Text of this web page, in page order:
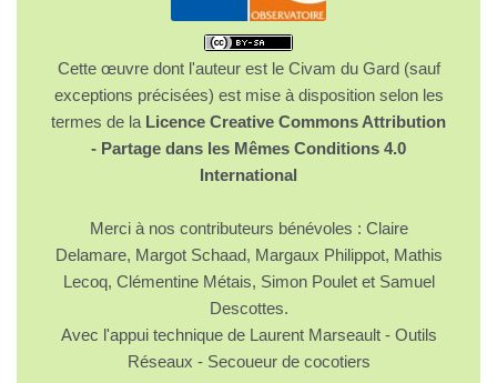
Cette œuvre dont l'auteur est le Civam du Gard (sauf
exceptions précisées) est mise à disposition selon les
termes de la Licence Creative Commons Attribution
- Partage dans les Mêmes Conditions 4.0
International
Merci à nos contributeurs bénévoles : Claire
Delamare, Margot Schaad, Margaux Philippot, Mathis
Lecoq, Clémentine Métais, Simon Poulet et Samuel
Descottes.
Avec l'appui technique de Laurent Marseault - Outils
Réseaux - Secoueur de cocotiers